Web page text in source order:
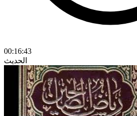
00:16:43
الحديث